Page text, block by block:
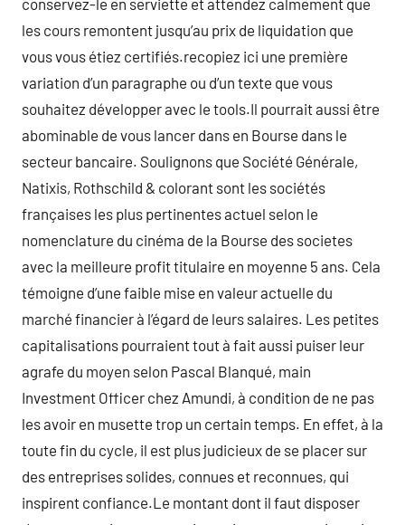
conservez-le en serviette et attendez calmement que
les cours remontent jusqu’au prix de liquidation que
vous vous étiez certifiés.recopiez ici une première
variation d’un paragraphe ou d’un texte que vous
souhaitez développer avec le tools.Il pourrait aussi être
abominable de vous lancer dans en Bourse dans le
secteur bancaire. Soulignons que Société Générale,
Natixis, Rothschild & colorant sont les sociétés
françaises les plus pertinentes actuel selon le
nomenclature du cinéma de la Bourse des societes
avec la meilleure profit titulaire en moyenne 5 ans. Cela
témoigne d’une faible mise en valeur actuelle du
marché financier à l’égard de leurs salaires. Les petites
capitalisations pourraient tout à fait aussi puiser leur
agrafe du moyen selon Pascal Blanqué, main
Investment Officer chez Amundi, à condition de ne pas
les avoir en musette trop un certain temps. En effet, à la
toute fin du cycle, il est plus judicieux de se placer sur
des entreprises solides, connues et reconnues, qui
inspirent confiance.Le montant dont il faut disposer